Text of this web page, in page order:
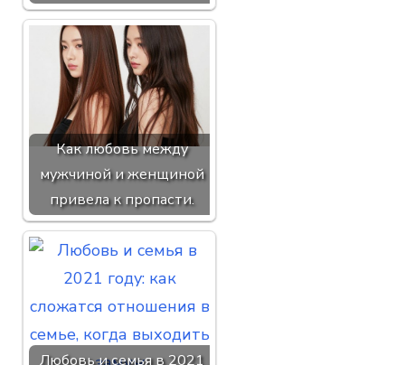
Как любовь между
мужчиной и женщиной
привела к пропасти.
Любовь и семья в 2021